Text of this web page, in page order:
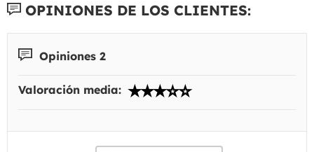
OPINIONES DE LOS CLIENTES:
Opiniones 2
Valoración media: